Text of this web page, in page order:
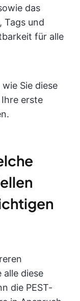
das
Tags und
für alle
Sie diese
erste
alle diese
die PEST-